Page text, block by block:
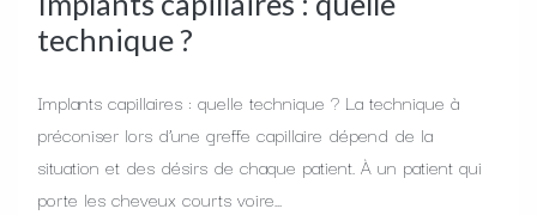
technique ?
Implants capillaires : quelle technique ? La technique à
préconiser lors d’une greffe capillaire dépend de la
situation et des désirs de chaque patient. À un patient qui
porte les cheveux courts voire...